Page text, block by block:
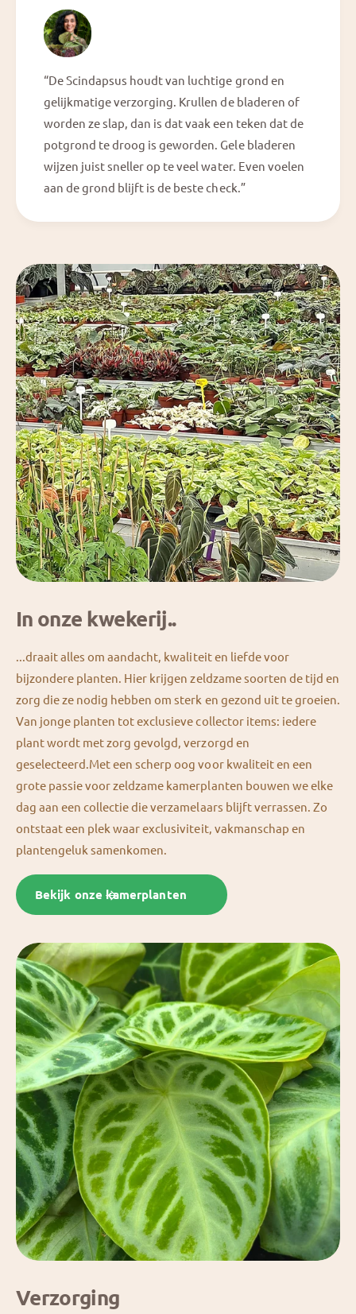
“De Scindapsus houdt van luchtige grond en
gelijkmatige verzorging. Krullen de bladeren of
worden ze slap, dan is dat vaak een teken dat de
potgrond te droog is geworden. Gele bladeren
wijzen juist sneller op te veel water. Even voelen
aan de grond blijft is de beste check.”
In onze kwekerij..
...draait alles om aandacht, kwaliteit en liefde voor
bijzondere planten. Hier krijgen zeldzame soorten de tijd en
zorg die ze nodig hebben om sterk en gezond uit te groeien.
Van jonge planten tot exclusieve collector items: iedere
plant wordt met zorg gevolgd, verzorgd en
geselecteerd.Met een scherp oog voor kwaliteit en een
grote passie voor zeldzame kamerplanten bouwen we elke
dag aan een collectie die verzamelaars blijft verrassen. Zo
ontstaat een plek waar exclusiviteit, vakmanschap en
plantengeluk samenkomen.
Bekijk onze kamerplanten
Verzorging